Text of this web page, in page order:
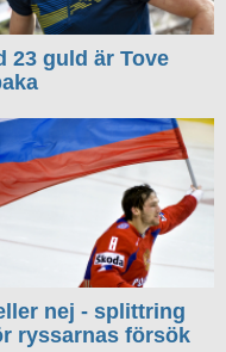
23 guld är Tove
nej - splittring
ryssarnas försök